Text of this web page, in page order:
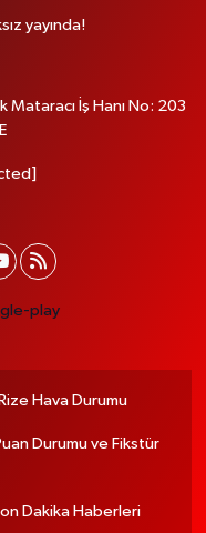
yayında!
İş Hanı No: 203
Rize Hava Durumu
Durumu ve Fikstür
Dakika Haberleri